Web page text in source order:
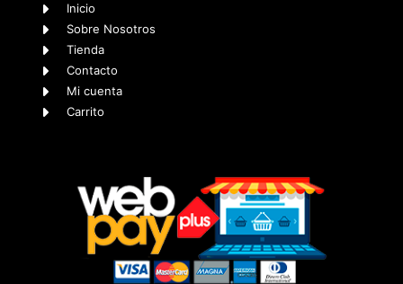
Inicio
Sobre Nosotros
Tienda
Contacto
Mi cuenta
Carrito